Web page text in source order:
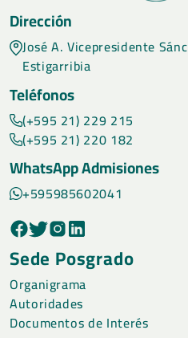
Dirección
José A. Vicepresidente
Estigarribia
Teléfonos
(+595 21) 229 215
(+595 21) 220 182
WhatsApp Admisiones
+595985602041
Sede Posgrado
Organigrama
Autoridades
Documentos de Interés